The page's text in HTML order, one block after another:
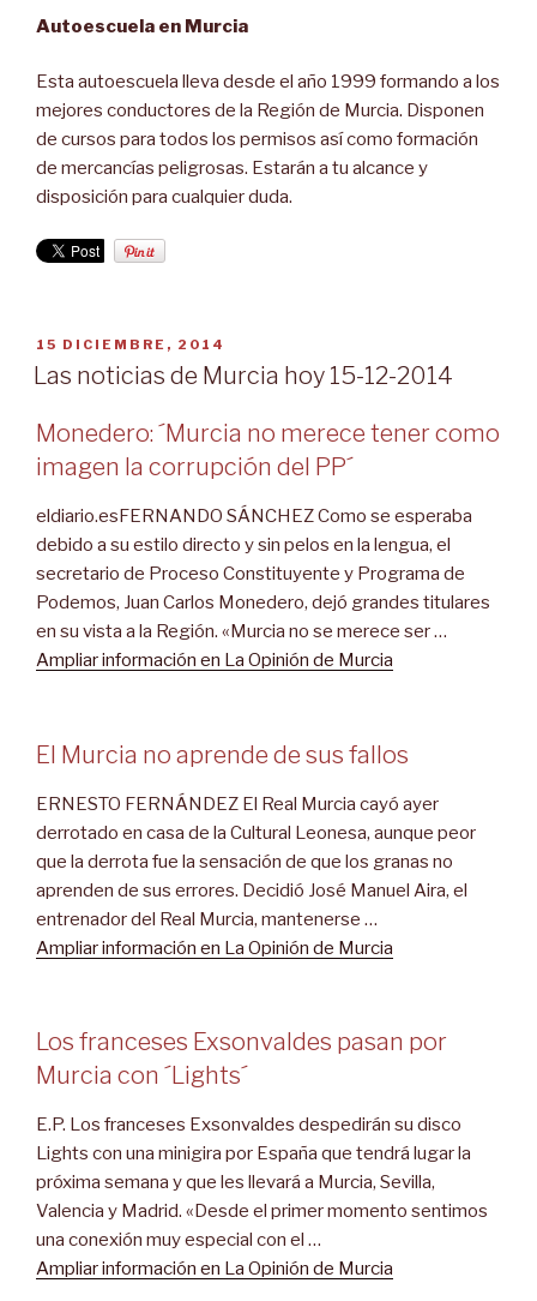
Autoescuela en Murcia
Esta autoescuela lleva desde el año 1999 formando a los
mejores conductores de la Región de Murcia. Disponen
de cursos para todos los permisos así como formación
de mercancías peligrosas. Estarán a tu alcance y
disposición para cualquier duda.
PUBLICADO
EL
15 DICIEMBRE, 2014
Las noticias de Murcia hoy 15-12-2014
Monedero: ´Murcia no merece tener como
imagen la corrupción del PP´
eldiario.esFERNANDO SÁNCHEZ Como se esperaba
debido a su estilo directo y sin pelos en la lengua, el
secretario de Proceso Constituyente y Programa de
Podemos, Juan Carlos Monedero, dejó grandes titulares
en su vista a la Región. «Murcia no se merece ser …
Ampliar información en La Opinión de Murcia
El Murcia no aprende de sus fallos
ERNESTO FERNÁNDEZ El Real Murcia cayó ayer
derrotado en casa de la Cultural Leonesa, aunque peor
que la derrota fue la sensación de que los granas no
aprenden de sus errores. Decidió José Manuel Aira, el
entrenador del Real Murcia, mantenerse …
Ampliar información en La Opinión de Murcia
Los franceses Exsonvaldes pasan por
Murcia con ´Lights´
E.P. Los franceses Exsonvaldes despedirán su disco
Lights con una minigira por España que tendrá lugar la
próxima semana y que les llevará a Murcia, Sevilla,
Valencia y Madrid. «Desde el primer momento sentimos
una conexión muy especial con el …
Ampliar información en La Opinión de Murcia